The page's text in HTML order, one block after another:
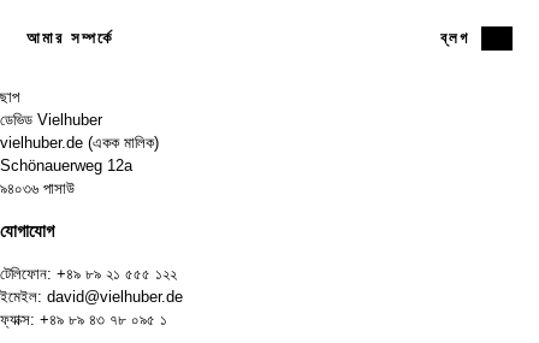
আমার সম্পর্কে ব্লগ
ছাপ
ডেভিড Vielhuber
vielhuber.de (একক মালিক)
Schönauerweg 12a
৯৪০৩৬ পাসাউ
যোগাযোগ
টেলিফোন: +৪৯ ৮৯ ২১ ৫৫৫ ১২২
ইমেইল: david@vielhuber.de
ফ্যাক্স: +৪৯ ৮৯ ৪৩ ৭৮ ০৯৫ ১